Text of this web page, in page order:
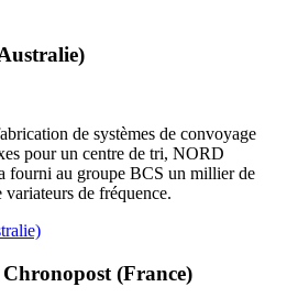
de systèmes de convoyage
pour un centre de tri, NORD
au groupe BCS un millier de
de fréquence.
(France)